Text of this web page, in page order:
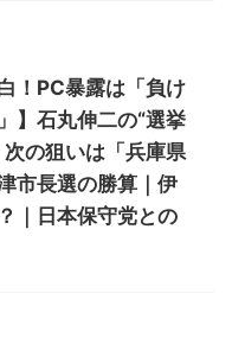
！PC暴露は「負け
】石丸伸二の“選挙
の狙いは「兵庫県
市長選の勝算｜伊
｜日本保守党との